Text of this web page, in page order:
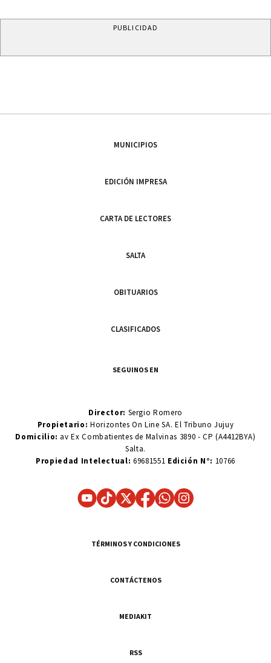
PUBLICIDAD
MUNICIPIOS
EDICIÓN IMPRESA
CARTA DE LECTORES
SALTA
OBITUARIOS
CLASIFICADOS
SEGUINOS EN
Director: Sergio Romero
Propietario:Horizontes On Line SA. El Tribuno Jujuy
Domicilio: av Ex Combatientes de Malvinas 3890 - CP (A4412BYA)
Salta.
Propiedad Intelectual: 69681551 Edición N°: 10766
TÉRMINOS Y CONDICIONES
CONTÁCTENOS
MEDIAKIT
RSS